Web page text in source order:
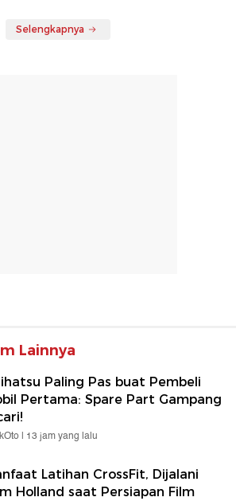
Selengkapnya
Lainnya
Paling Pas buat Pembeli
Pertama: Spare Part Gampang
| 13 jam yang lalu
Latihan CrossFit, Dijalani
Holland saat Persiapan Film